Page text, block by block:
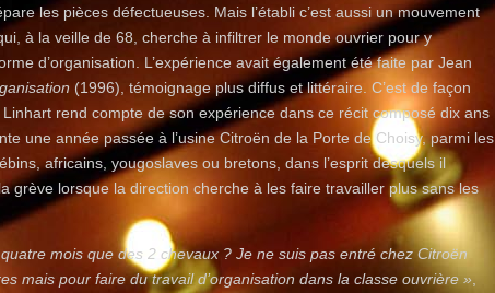
les pièces défectueuses. Mais l’établi c’est aussi un mouvement
à la veille de 68, cherche à infiltrer le monde ouvrier pour y
d’organisation. L’expérience avait également été faite par Jean
(1996), témoignage plus diffus et littéraire. C’est de façon
rend compte de son expérience dans ce récit composé dix ans
une année passée à l’usine Citroën de la Porte de Choisy, parmi les
africains, yougoslaves ou bretons, dans l’esprit desquels il
grève lorsque la direction cherche à les faire travailler plus sans les
quatre mois que des 2 chevaux ? Je ne suis pas entré chez Citroën
mais pour faire du travail d’organisation dans la classe ouvrière »